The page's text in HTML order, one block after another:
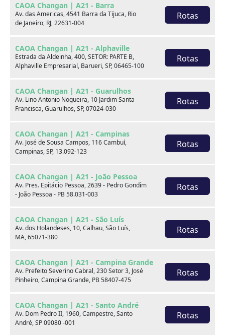
CAOA Changan | A21 - Barra
Av. das Americas, 4541 Barra da Tijuca, Rio
de Janeiro, RJ, 22631-004
Rotas
CAOA Changan | A21 - Alphaville
Estrada da Aldeinha, 400, SETOR: PARTE B,
Alphaville Empresarial, Barueri, SP, 06465-100
Rotas
CAOA Changan | A21 - Guarulhos
Av. Lino Antonio Nogueira, 10 Jardim Santa
Francisca, Guarulhos, SP, 07024-030
Rotas
CAOA Changan | A21 - Campinas
Av. José de Sousa Campos, 116 Cambuí,
Campinas, SP, 13.092-123
Rotas
CAOA Changan | A21 - João Pessoa
Av. Pres. Epitácio Pessoa, 2639 - Pedro Gondim
- João Pessoa - PB 58.031-003
Rotas
CAOA Changan | A21 - São Luís
Av. dos Holandeses, 10, Calhau, São Luís,
MA, 65071-380
Rotas
CAOA Changan | A21 - Campina Grande
Av. Prefeito Severino Cabral, 230 Setor 3, José
Pinheiro, Campina Grande, PB 58407-475
Rotas
CAOA Changan | A21 - Santo André
Av. Dom Pedro II, 1960, Campestre, Santo
André, SP 09080 -001
Rotas
Compartilhe:
Opcionais
Airbag do motorista
Airbag duplo
Alarme
Ar condicionado
Bancos de couro
Computador de bordo
Farol de neblina
Freio ABS
Retrovisores elétricos
Rodas de liga leve
Volante com Regulagem
de Altura
Entrada USB
Direção Elétrica
Kit Multimídia
Sensor de
Observações